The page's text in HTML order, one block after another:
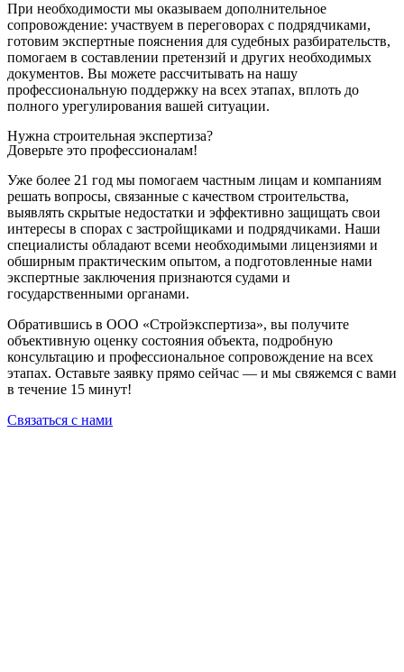
При необходимости мы оказываем дополнительное
сопровождение: участвуем в переговорах с подрядчиками,
готовим экспертные пояснения для судебных разбирательств,
помогаем в составлении претензий и других необходимых
документов. Вы можете рассчитывать на нашу
профессиональную поддержку на всех этапах, вплоть до
полного урегулирования вашей ситуации.
Нужна строительная экспертиза?
Доверьте это профессионалам!
Уже более 21 год мы помогаем частным лицам и компаниям
решать вопросы, связанные с качеством строительства,
выявлять скрытые недостатки и эффективно защищать свои
интересы в спорах с застройщиками и подрядчиками. Наши
специалисты обладают всеми необходимыми лицензиями и
обширным практическим опытом, а подготовленные нами
экспертные заключения признаются судами и
государственными органами.
Обратившись в ООО «Стройэкспертиза», вы получите
объективную оценку состояния объекта, подробную
консультацию и профессиональное сопровождение на всех
этапах. Оставьте заявку прямо сейчас — и мы свяжемся с вами
в течение 15 минут!
Связаться с нами